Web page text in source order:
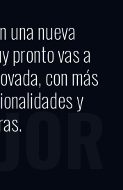
una nueva
pronto vas a
con más
y